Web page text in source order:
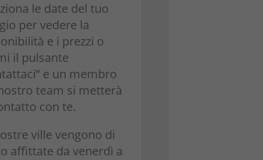
le date del tuo
per vedere la
e i prezzi o
il pulsante
e un membro
team si metterà
con te.
ville vengono di
affittate da venerdì a